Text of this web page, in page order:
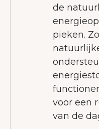
de
pieken.
voor een
van de